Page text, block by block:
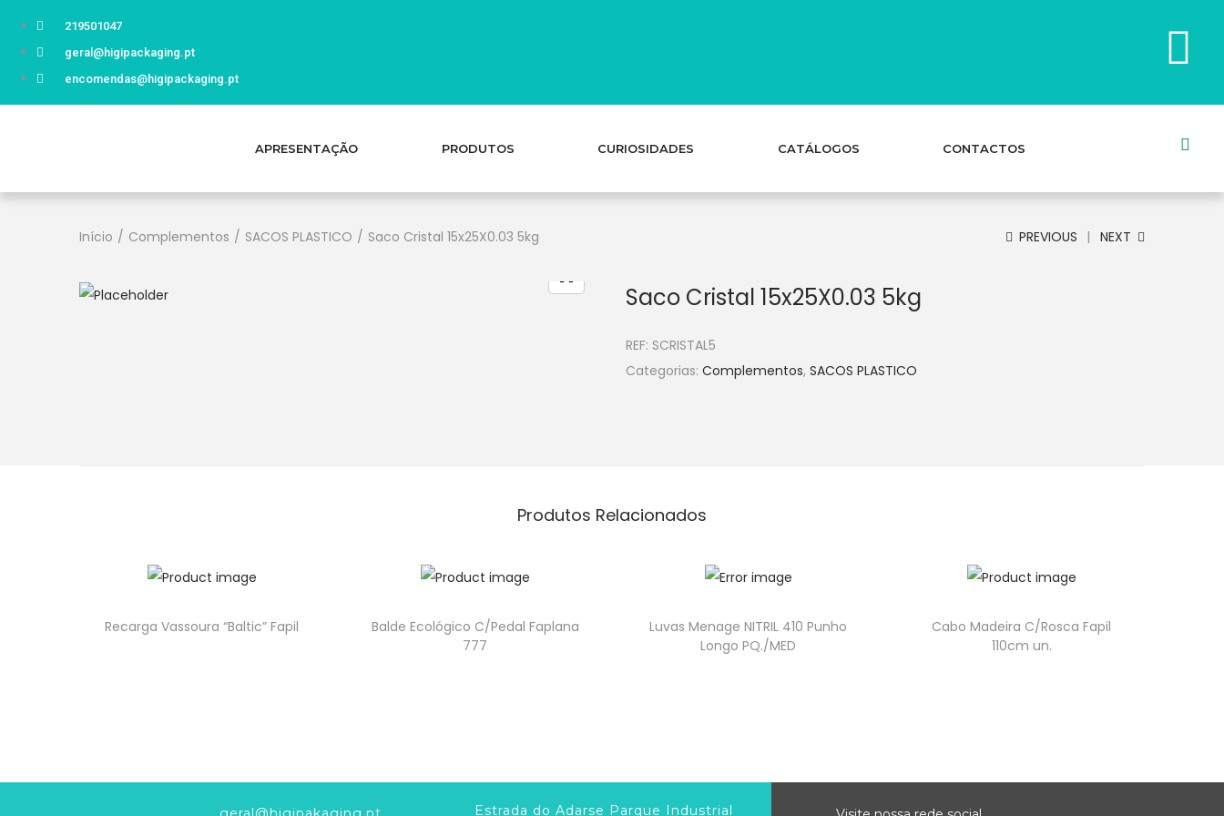
219501047
geral@higipackaging.pt
encomendas@higipackaging.pt
APRESENTAÇÃO PRODUTOS CURIOSIDADES CATÁLOGOS CONTACTOS
Início / Complementos / SACOS PLASTICO / Saco Cristal 15x25X0.03 5kg PREVIOUS NEXT
Saco Cristal 15x25X0.03 5kg
REF: SCRISTAL5
Categorias: Complementos, SACOS PLASTICO
Produtos Relacionados
Recarga Vassoura “Baltic” Fapil
Balde Ecológico C/Pedal Faplana
777
Luvas Menage NITRIL 410 Punho
Longo PQ./MED
Cabo Madeira C/Rosca Fapil
110cm un.
Estrada do Adarse Parque Industrial